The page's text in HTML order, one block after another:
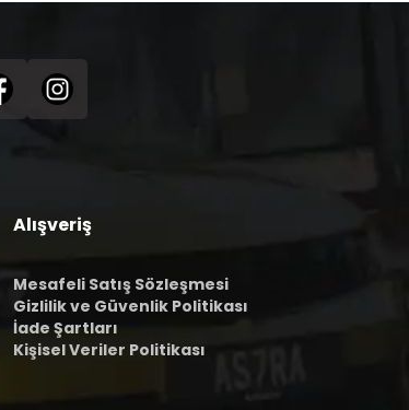
Alışveriş
Mesafeli Satış Sözleşmesi
Gizlilik ve Güvenlik Politikası
İade Şartları
Kişisel Veriler Politikası